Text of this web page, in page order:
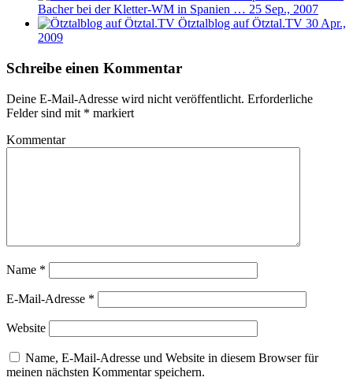
Bacher bei der Kletter-WM in Spanien … 25 Sep., 2007
Ötztalblog auf Ötztal.TV 30 Apr.,
2009
Schreibe einen Kommentar
Deine E-Mail-Adresse wird nicht veröffentlicht. Erforderliche
Felder sind mit * markiert
Kommentar
Name *
E-Mail-Adresse *
Website
Name, E-Mail-Adresse und Website in diesem Browser für
meinen nächsten Kommentar speichern.